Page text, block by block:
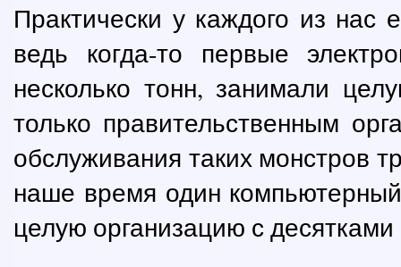
Практически у каждого из
ведь когда-то первые
несколько тонн, занимали
только правительственным
обслуживания таких монстров
наше время один
целую организацию с